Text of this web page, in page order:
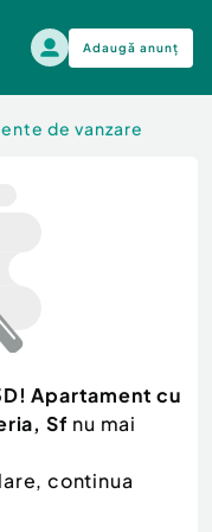
Adaugă anunț
de vanzare
Apartament cu
Sf nu mai
continua